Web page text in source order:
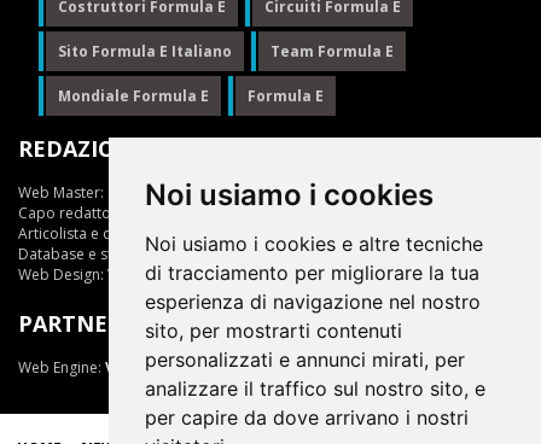
Noi usiamo i cookies
Noi usiamo i cookies e altre tecniche
di tracciamento per migliorare la tua
esperienza di navigazione nel nostro
sito, per mostrarti contenuti
personalizzati e annunci mirati, per
analizzare il traffico sul nostro sito, e
per capire da dove arrivano i nostri
Costruttori Formula E Circuiti Formula E
Sito Formula E Italiano Team Formula E
Mondiale Formula E Formula E
REDAZIONE
Web Master:
Ing.Daniele Muscarella
Capo redattore:
Giuseppe Cianci
Articolista e opinionista:
Giuseppe Cianci
Database e statistiche: Marcella Toschi
Web Design: Vittorio Arena
PARTNER
Web Engine: ViDa 3.0